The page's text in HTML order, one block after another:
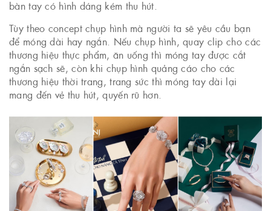
bàn tay có hình dáng kém thu hút.
Tùy theo concept chụp hình mà người ta sẽ yêu cầu bạn
để móng dài hay ngắn. Nếu chụp hình, quay clip cho các
thương hiệu thực phẩm, ăn uống thì móng tay được cắt
ngắn sạch sẽ, còn khi chụp hình quảng cáo cho các
thương hiệu thời trang, trang sức thì móng tay dài lại
mang đến vẻ thu hút, quyến rũ hơn.